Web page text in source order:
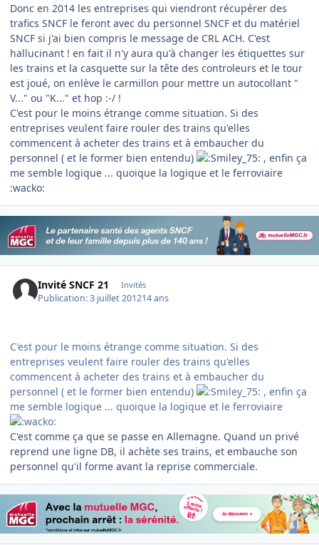
Donc en 2014 les entreprises qui viendront récupérer des
trafics SNCF le feront avec du personnel SNCF et du matériel
SNCF si j'ai bien compris le message de CRL ACH. C'est
hallucinant ! en fait il n'y aura qu'à changer les étiquettes sur
les trains et la casquette sur la tête des controleurs et le tour
est joué, on enlève le carmillon pour mettre un autocollant "
V..." ou "K..." et hop :-/ !
C'est pour le moins étrange comme situation. Si des
entreprises veulent faire rouler des trains qu'elles
commencent à acheter des trains et à embaucher du
personnel ( et le former bien entendu)
, enfin ça
me semble logique ... quoique la logique et le ferroviaire
:wacko:
Invité SNCF 21 Invités
Publication:3 juillet 201214 ans
C'est pour le moins étrange comme situation. Si des
entreprises veulent faire rouler des trains qu'elles
commencent à acheter des trains et à embaucher du
personnel ( et le former bien entendu)
, enfin ça
me semble logique ... quoique la logique et le ferroviaire
C'est comme ça que se passe en Allemagne. Quand un privé
reprend une ligne DB, il achète ses trains, et embauche son
personnel qu'il forme avant la reprise commerciale.